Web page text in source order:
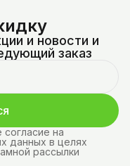
и новости и
заказ
на
данных в целях
рассылки